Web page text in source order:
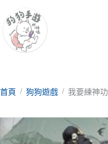
至
要
首頁 / 狗狗遊戲 / 我要練神功